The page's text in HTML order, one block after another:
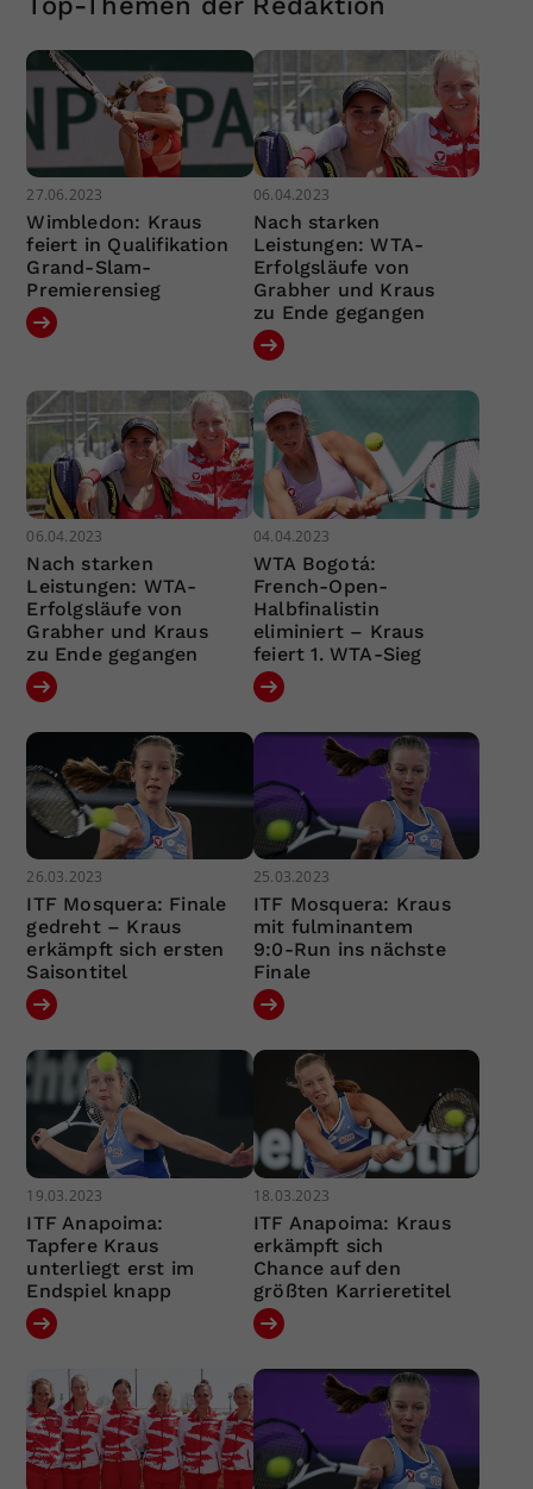
27.06.2023
Wimbledon: Kraus
feiert in Qualifikation
Grand-Slam-
Premierensieg
06.04.2023
Nach starken
Leistungen: WTA-
Erfolgsläufe von
Grabher und Kraus
zu Ende gegangen
06.04.2023
Nach starken
Leistungen: WTA-
Erfolgsläufe von
Grabher und Kraus
zu Ende gegangen
04.04.2023
WTA Bogotá:
French-Open-
Halbfinalistin
eliminiert – Kraus
feiert 1. WTA-Sieg
26.03.2023
ITF Mosquera: Finale
gedreht – Kraus
erkämpft sich ersten
Saisontitel
25.03.2023
ITF Mosquera: Kraus
mit fulminantem
9:0-Run ins nächste
Finale
19.03.2023
ITF Anapoima:
Tapfere Kraus
unterliegt erst im
Endspiel knapp
18.03.2023
ITF Anapoima: Kraus
erkämpft sich
Chance auf den
größten Karrieretitel